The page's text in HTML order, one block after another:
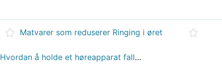
Matvarer som reduserer Ringing i øret
Hvordan å holde et høreapparat faller ut av øret